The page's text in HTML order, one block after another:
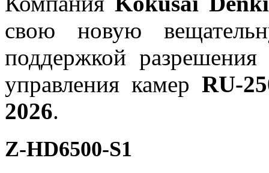
свою новую
поддержкой
управления камер RU-
2026.
Z-HD6500-S1